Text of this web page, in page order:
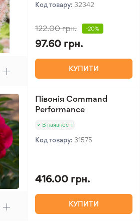
Код товару: 32342
122.00 грн. -20%
97.60 грн.
КУПИТИ
Півонія Command
Performance
В наявності
Код товару: 31575
416.00 грн.
КУПИТИ